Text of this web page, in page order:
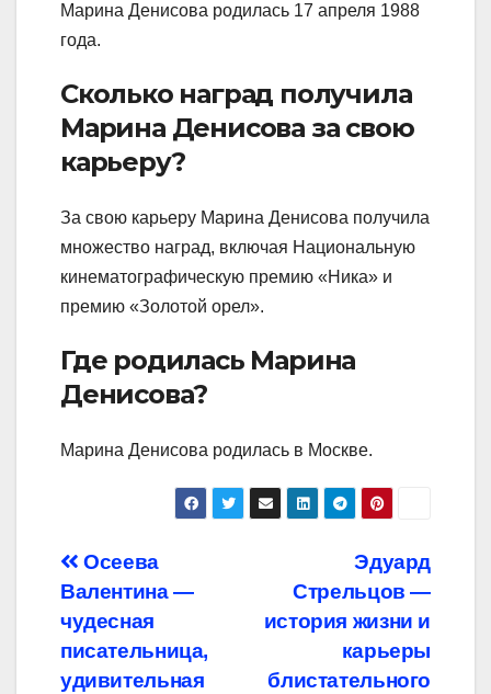
Марина Денисова родилась 17 апреля 1988
года.
Сколько наград получила
Марина Денисова за свою
карьеру?
За свою карьеру Марина Денисова получила
множество наград, включая Национальную
кинематографическую премию «Ника» и
премию «Золотой орел».
Где родилась Марина
Денисова?
Марина Денисова родилась в Москве.
Навигация
по
записям
Эдуард
Стрельцов —
история жизни и
карьеры
блистательного
Осеева
Валентина —
чудесная
писательница,
удивительная